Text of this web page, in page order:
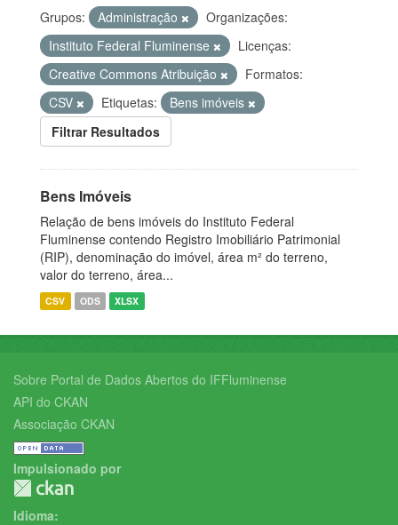
Grupos: Administração
Organizações:
Instituto Federal Fluminense
Licenças:
Creative Commons Atribuição
Formatos:
CSV
Etiquetas:
Bens imóveis
Filtrar Resultados
Bens Imóveis
Relação de bens imóveis do Instituto Federal
Fluminense contendo Registro Imobiliário Patrimonial
(RIP), denominação do imóvel, área m² do terreno,
valor do terreno, área...
CSV ODS XLSX
Sobre Portal de Dados Abertos do IFFluminense
API do CKAN
Associação CKAN
Impulsionado por
Idioma